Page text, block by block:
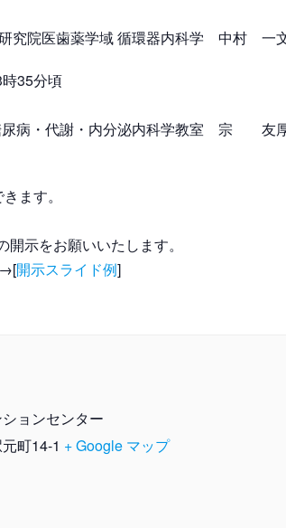
究院医歯薬学域 循環器内科学 中村 一
35分頃
尿病・代謝・内分泌内科学教室 宗 友
ます。
示をお願いいたします。
→[開示スライド例]
ョンセンター
町14-1 + Google マップ